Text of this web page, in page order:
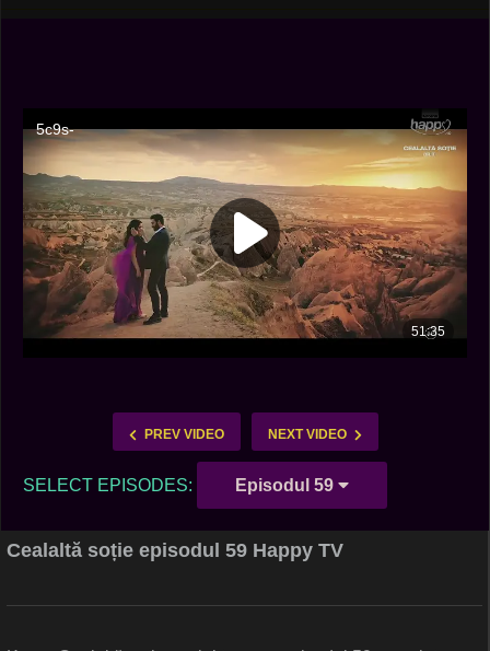
PREV VIDEO NEXT VIDEO
SELECT EPISODES: Episodul 59
Cealaltă soție episodul 59 Happy TV